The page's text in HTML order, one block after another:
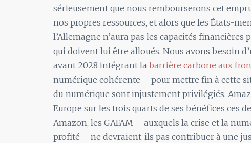
sérieusement que nous rembourserons cet
nos propres ressources, et alors que les États-
l’Allemagne n’aura pas les capacités financières
qui doivent lui être alloués. Nous avons besoin
avant 2028 intégrant la barrière carbone aux
numérique cohérente – pour mettre fin à cette
du numérique sont injustement privilégiés.
Europe sur les trois quarts de ses bénéfices ces
Amazon, les GAFAM – auxquels la crise et la
profité – ne devraient-ils pas contribuer à une